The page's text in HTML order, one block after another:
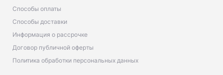
Способы оплаты
Способы доставки
Информация о рассрочке
Договор публичной оферты
Политика обработки персональных данных